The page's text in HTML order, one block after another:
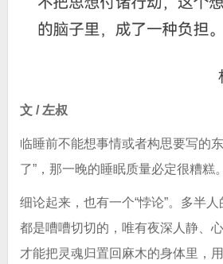
文 / 左叔
临睡前不能想事情或者构思要写的
了”，那一晚的睡眠质量必定很糟糕。
细论起来，也有一个“悖论”。多半
都是嘈嘈切切的，唯有夜深人静、
才能把灵魂归置回麻木的身体里，